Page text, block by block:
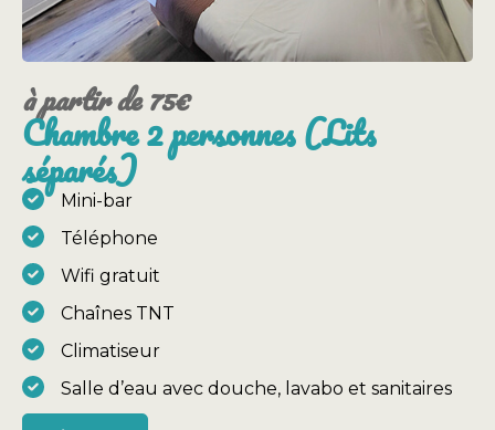
à partir de 75€
Chambre 2 personnes (Lits
séparés)
Mini-bar
Téléphone
Wifi gratuit
Chaînes TNT
Climatiseur
Salle d’eau avec douche, lavabo et sanitaires